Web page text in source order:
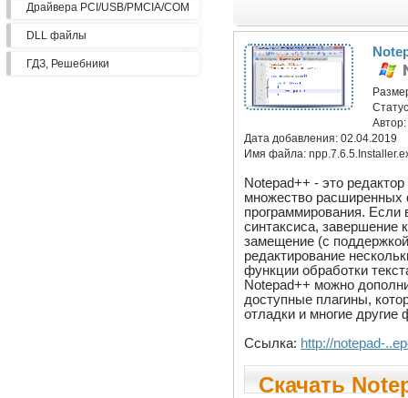
Драйвера PCI/USB/PMCIA/COM
DLL файлы
ГДЗ, Решебники
Дата добавления:02.04.2019
Имя файла:
Notepad++ - это
множество расширенных
программирования. Если
синтаксиса, завершение
замещение (с
редактирование
функции обработки
Notepad++ можно
доступные плагины,
отладки и многие другие
Ссылка: http://notepad-
Скачать